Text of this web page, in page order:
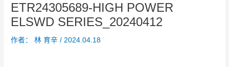
ETR24305689-HIGH POWER
ELSWD SERIES_20240412
作者： 林 育辛/ 2024.04.18